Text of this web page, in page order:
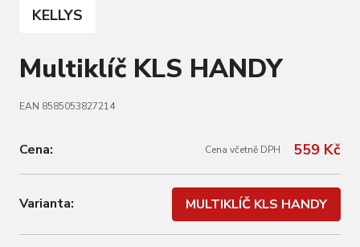
KELLYS
Multiklíč KLS HANDY
EAN 8585053827214
Cena: Cena včetně DPH 559 Kč
Varianta: MULTIKLÍČ KLS HANDY